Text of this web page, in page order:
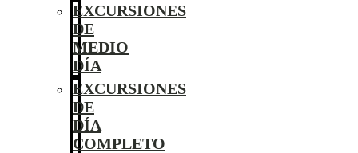
EXCURSIONES
DE
MEDIO
DÍA
EXCURSIONES
DE
DÍA
COMPLETO